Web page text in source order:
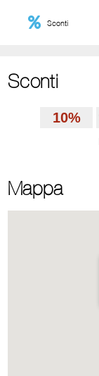
Sconti
Sconti
10%
Mappa